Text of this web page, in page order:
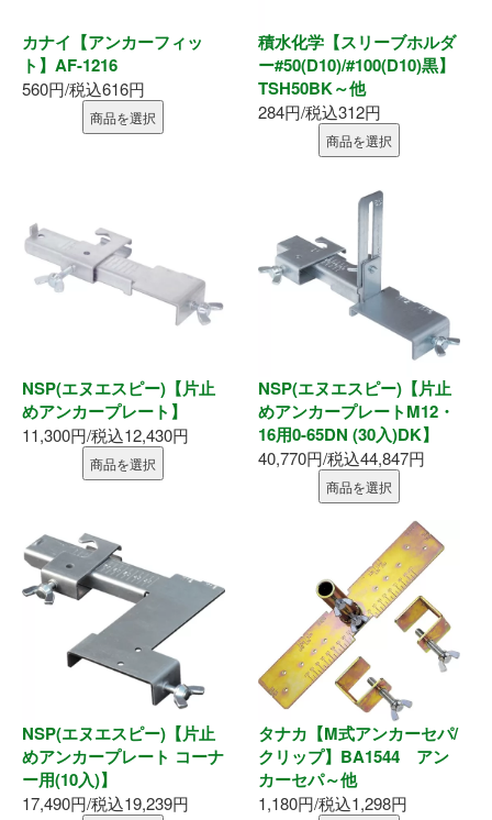
表札
ポスト
照明
充電工具
電動工具
電動工具刃物
墨出器・距離計
測定・検査
作業工具
作業用品
カナイ【アンカーフィッ
ト】AF-1216
560円/税込616円
商品を選択
積水化学【スリーブホルダ
ー#50(D10)/#100(D10)黒】
TSH50BK～他
284円/税込312円
商品を選択
NSP(エヌエスピー)【片止
めアンカープレート】
11,300円/税込12,430円
商品を選択
NSP(エヌエスピー)【片止
めアンカープレートM12・
16用0-65DN (30入)DK】
40,770円/税込44,847円
商品を選択
NSP(エヌエスピー)【片止
めアンカープレート コーナ
ー用(10入)】
17,490円/税込19,239円
タナカ【M式アンカーセパ/
クリップ】BA1544 アン
カーセパ～他
1,180円/税込1,298円